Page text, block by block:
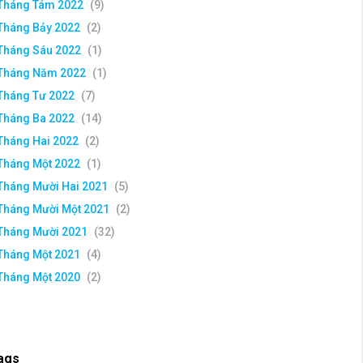
Tám 2022 (9)
Bảy 2022 (2)
Sáu 2022 (1)
Năm 2022 (1)
Tư 2022 (7)
Ba 2022 (14)
Hai 2022 (2)
Một 2022 (1)
Mười Hai 2021
(5)
Mười Một 2021
(2)
Mười 2021
(32)
Một 2021
(4)
Một 2020 (2)